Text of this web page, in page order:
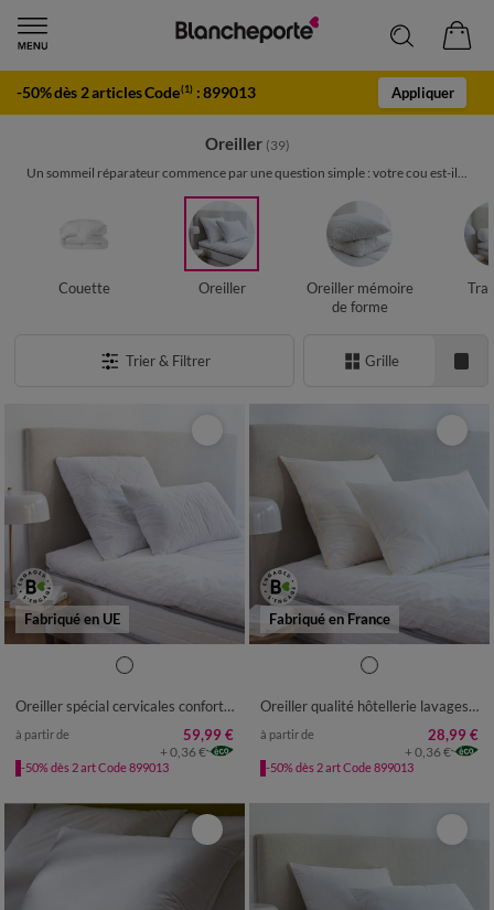
-50% dès 2 articles Code(1) :899013 Appliquer
Oreiller (39)
Un sommeil réparateur commence par une question simple : votre cou est-il...
Couette Oreiller
Oreiller mémoire
de forme
Trier & Filtrer Grille
Fabriqué en UE
Oreiller spécial cervicales confort ferme
à partir de 59,99 €
+ 0,36 €
-50% dès 2 art Code 899013
Fabriqué en France
Oreiller qualité hôtellerie lavages intensifs
à partir de 28,99 €
+ 0,36 €
-50% dès 2 art Code 899013